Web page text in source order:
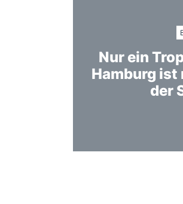
Nur ein
Hamburg
der